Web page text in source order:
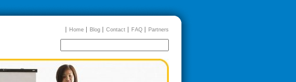
Home Blog Contact FAQ Partners